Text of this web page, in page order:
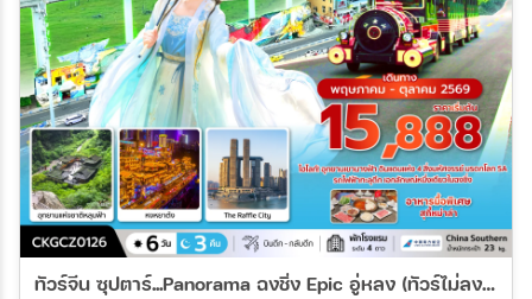
ตั้งแต่วันที่
ถึงวันที่
เฉพาะเดือน
ทัวร์จีน ซุปตาร์...Panorama ฉงชิ่ง Epic อู่หลง (ทัวร์ไม่ลงร้าน) บินดึก-กลับดึก 6วัน 3คืน (CZ)